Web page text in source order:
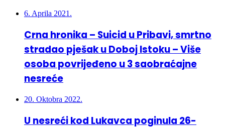
6. Aprila 2021.
Crna hronika – Suicid u Pribavi, smrtno
stradao pješak u Doboj Istoku – Više
osoba povrijeđeno u 3 saobraćajne
nesreće
20. Oktobra 2022.
U nesreći kod Lukavca poginula 26-